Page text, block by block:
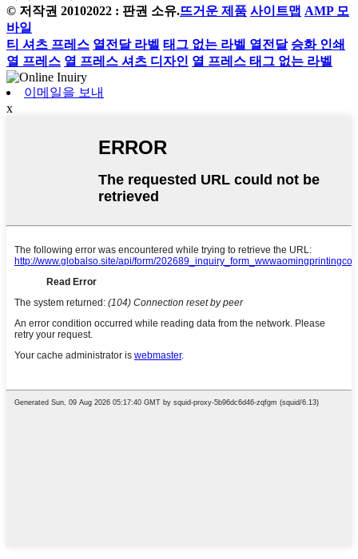
© 저작권 20102022 : 판권 소유.뜨거운 제품 사이트맵 AMP 모
바일
티 셔츠 프레스 열전달 라벨 태그 없는 라벨 열전달 승화 인쇄
열 프레스 열 프레스 셔츠 디자인 열 프레스 태그 없는 라벨
이메일을 보내
x